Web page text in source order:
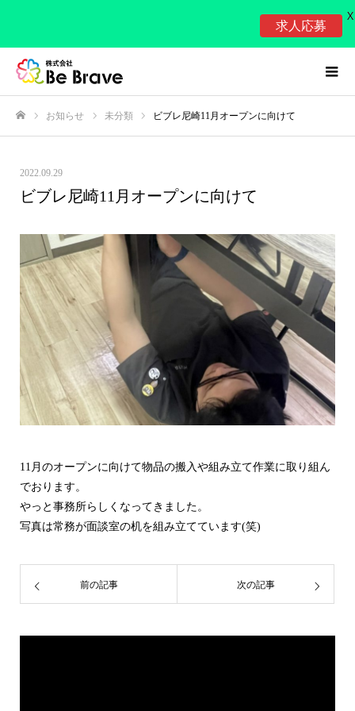
お知らせ 未分類 ビブレ尼崎11月オープンに向けて
2022.09.29
ビブレ尼崎11月オープンに向けて
11月のオープンに向けて物品の搬入や組み立て作業に取り組ん
でおります。
やっと事務所らしくなってきました。
写真は常務が面談室の机を組み立てています(笑)
前の記事 次の記事
求人応募
X